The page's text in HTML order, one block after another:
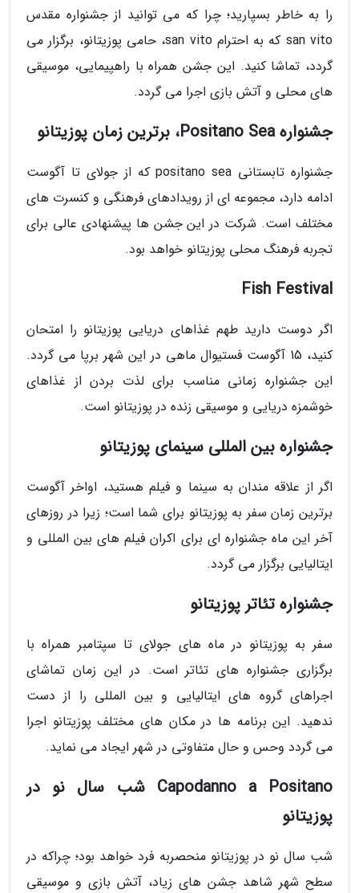
را به خاطر بسپارید؛ چرا که می توانید از جشنواره مقدس
san vito که به احترام san vito، حامی پوزیتانو، برگزار می
گردد، تماشا کنید. این جشن همراه با راهپیمایی، موسیقی
های محلی و آتش بازی اجرا می گردد.
جشنواره Positano Sea، برترین زمان پوزیتانو
جشنواره تابستانی positano sea که از جولای تا آگوست
ادامه دارد، مجموعه ای از رویدادهای فرهنگی و کنسرت های
مختلف است. شرکت در این جشن ها پیشنهادی عالی برای
تجربه فرهنگ محلی پوزیتانو خواهد بود.
Fish Festival
اگر دوست دارید طهم غذاهای دریایی پوزیتانو را امتحان
کنید، 15 آگوست فستیوال ماهی در این شهر برپا می گردد.
این جشنواره زمانی مناسب برای لذت بردن از غذاهای
خوشمزه دریایی و موسیقی زنده در پوزیتانو است.
جشنواره بین المللی سینمای پوزیتانو
اگر از علاقه مندان به سینما و فیلم هستید، اواخر آگوست
برترین زمان سفر به پوزیتانو برای شما است؛ زیرا در روزهای
آخر این ماه جشنواره ای برای اکران فیلم های بین المللی و
ایتالیایی برگزار می گردد.
جشنواره تئاتر پوزیتانو
سفر به پوزیتانو در ماه های جولای تا سپتامبر همراه با
برگزاری جشنواره های تئاتر است. در این زمان تماشای
اجراهای گروه های ایتالیایی و بین المللی را از دست
ندهید. این برنامه ها در مکان های مختلف پوزیتانو اجرا
می گردد وحس و حال متفاوتی در شهر ایجاد می نماید.
Capodanno a Positano شب سال نو در
پوزیتانو
شب سال نو در پوزیتانو منحصربه فرد خواهد بود؛ چراکه در
سطح شهر شاهد جشن های زیاد، آتش بازی و موسیقی